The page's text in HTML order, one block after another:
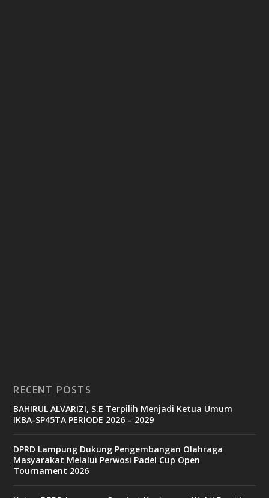
RECENT POSTS
BAHIRUL ALVARIZI, S.E Terpilih Menjadi Ketua Umum
IKBA-SP45TA PERIODE 2026 – 2029
DPRD Lampung Dukung Pengembangan Olahraga
Masyarakat Melalui Perwosi Padel Cup Open
Tournament 2026